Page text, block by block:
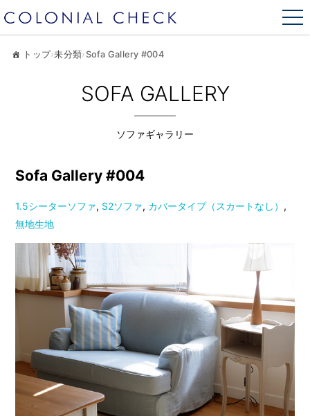
トップ›未分類›Sofa Gallery #004
SOFA GALLERY
ソファギャラリー
Sofa Gallery #004
1.5シーターソファ, S2ソファ, カバータイプ（スカートなし） ,
無地生地